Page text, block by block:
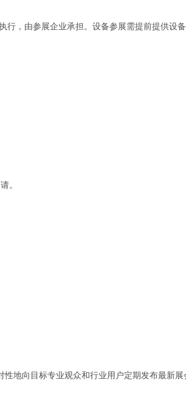
行，由参展企业承担。设备参展需提前提供设
。
地向目标专业观众和行业用户定期发布最新展